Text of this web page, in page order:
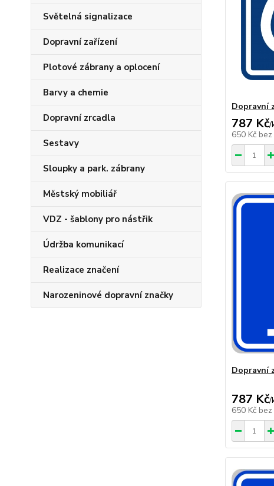
Světelná signalizace
Dopravní zařízení
Plotové zábrany a oplocení
Barvy a chemie
Dopravní zrcadla
Sestavy
Sloupky a park. zábrany
Městský mobiliář
VDZ - šablony pro nástřik
Údržba komunikací
Realizace značení
Narozeninové dopravní značky
Dopravní
787 Kč/
650 Kč bez
Dopravní
787 Kč/
650 Kč bez